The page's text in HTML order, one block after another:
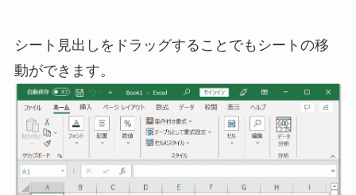
シート見出しをドラッグすることでもシートの移
動ができます。